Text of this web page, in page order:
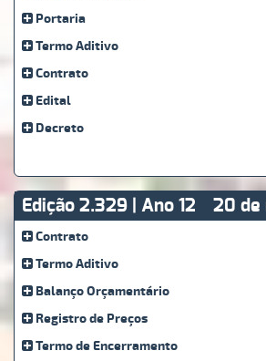
Portaria
Termo Aditivo
Contrato
Edital
Decreto
Edição 2.329 | Ano 12 20 de
Contrato
Termo Aditivo
Balanço Orçamentário
Registro de Preços
Termo de Encerramento